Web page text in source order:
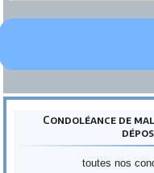
Condoléance de
toutes nos